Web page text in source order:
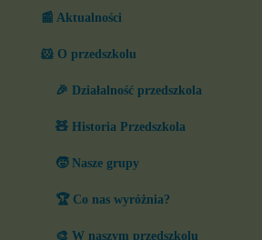
📰 Aktualności
🐹 O przedszkolu
🎉 Działalność przedszkola
🧸 Historia Przedszkola
🧒 Nasze grupy
🏆 Co nas wyróżnia?
🎨 W naszym przedszkolu